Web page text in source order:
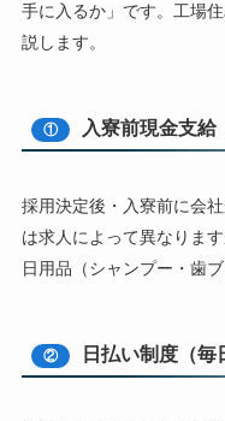
手に入るか」です。工場
説します。
① 入寮前現金支給
採用決定後・入寮前に会
は求人によって異なります
日用品（シャンプー・歯
② 日払い制度（毎